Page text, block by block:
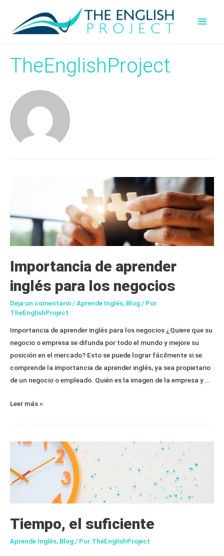
TheEnglishProject
Importancia de aprender
inglés para los negocios
Deja un comentario /Aprende Inglés, Blog / Por
TheEnglishProject
Importancia de aprender inglés para los negocios ¿Quiere que su
negocio o empresa se difunda por todo el mundo y mejore su
posición en el mercado? Esto se puede lograr fácilmente si se
comprende la importancia de aprender inglés, ya sea propietario
de un negocio o empleado. Quién es la imagen de la empresa y …
Importancia
inglés
los
negocios
Leer más »
Tiempo, el suficiente
Aprende Inglés, Blog / Por TheEnglishProject